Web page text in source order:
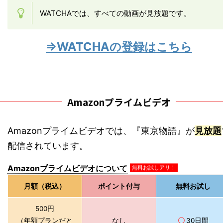
WATCHAでは、すべての動画が見放題です。
⇒WATCHAの登録はこちら
Amazonプライムビデオ
Amazonプライムビデオでは、『東京物語』が見放題
配信されています。
Amazonプライムビデオについて 無料お試しアリ！
月額（税込） ポイント付与 無料お試し
500円
（年額プランだと
なし 〇 30日間